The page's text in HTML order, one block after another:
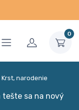
0
Krst, narodenie
tešte sa na nový